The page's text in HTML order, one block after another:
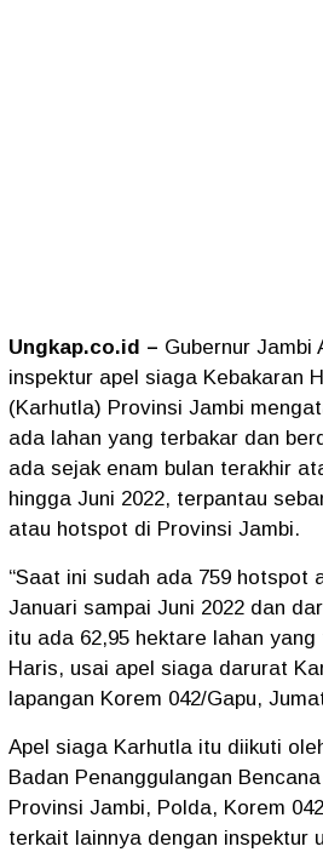
Ungkap.co.id – Gubernur Jambi
inspektur apel siaga Kebakaran
(Karhutla) Provinsi Jambi
ada lahan yang terbakar dan
ada sejak enam bulan terakhir
hingga Juni 2022, terpantau
atau hotspot di Provinsi Jambi.
“Saat ini sudah ada 759 hotspot
Januari sampai Juni 2022 dan
itu ada 62,95 hektare lahan yang
Haris, usai apel siaga darurat
lapangan Korem 042/Gapu,
Apel siaga Karhutla itu diikuti
Badan Penanggulangan
Provinsi Jambi, Polda, Korem
terkait lainnya dengan inspektur